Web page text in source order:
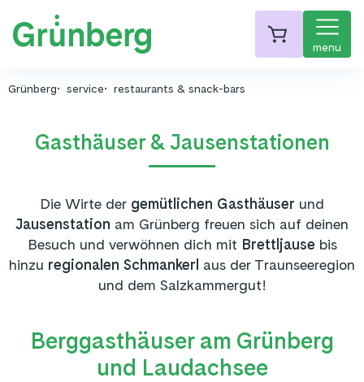
menu
Grünberg service restaurants & snack-bars
Gasthäuser & Jausenstationen
Die Wirte der gemütlichen Gasthäuser und
Jausenstation am Grünberg freuen sich auf deinen
Besuch und verwöhnen dich mit Brettljause bis
hinzu regionalen Schmankerl aus der Traunseeregion
und dem Salzkammergut!
Berggasthäuser am Grünberg
und Laudachsee